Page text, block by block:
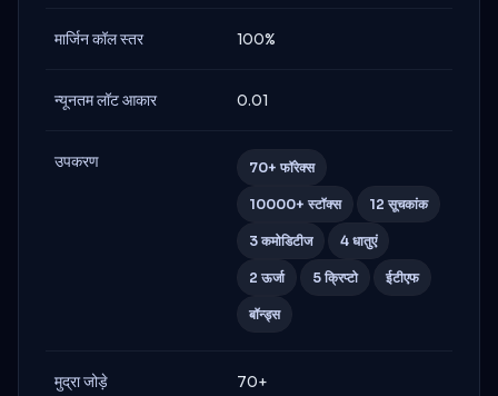
मार्जिन कॉल स्तर 100%
न्यूनतम लॉट आकार 0.01
उपकरण 70+ फॉरेक्स
10000+ स्टॉक्स 12 सूचकांक
3 कमोडिटीज 4 धातुएं
2 ऊर्जा 5 क्रिप्टो ईटीएफ
बॉन्ड्स
मुद्रा जोड़े 70+